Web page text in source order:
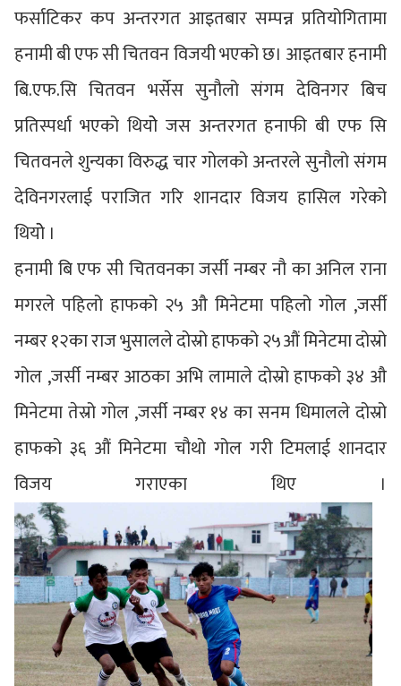
फर्साटिकर कप अन्तरगत आइतबार सम्पन्न प्रतियोगितामा
हनामी बी एफ सी चितवन विजयी भएको छ। आइतबार हनामी
बि.एफ.सि चितवन भर्सेस सुनौलो संगम देविनगर बिच
प्रतिस्पर्धा भएको थियोे जस अन्तरगत हनाफी बी एफ सि
चितवनले शुन्यका विरुद्ध चार गोलको अन्तरले सुनौलो संगम
देविनगरलाई पराजित गरि शानदार विजय हासिल गरेको
थियोे ।
हनामी बि एफ सी चितवनका जर्सी नम्बर नौ का अनिल राना
मगरले पहिलो हाफको २५ औ मिनेटमा पहिलो गोल ,जर्सी
नम्बर १२का राज भुसालले दोस्रो हाफको २५औं मिनेटमा दोस्रो
गोल ,जर्सी नम्बर आठका अभि लामाले दोस्रो हाफको ३४ औ
मिनेटमा तेस्रो गोल ,जर्सी नम्बर १४ का सनम धिमालले दोस्रो
हाफको ३६ औं मिनेटमा चौथो गोल गरी टिमलाई शानदार
विजय गराएका थिए ।